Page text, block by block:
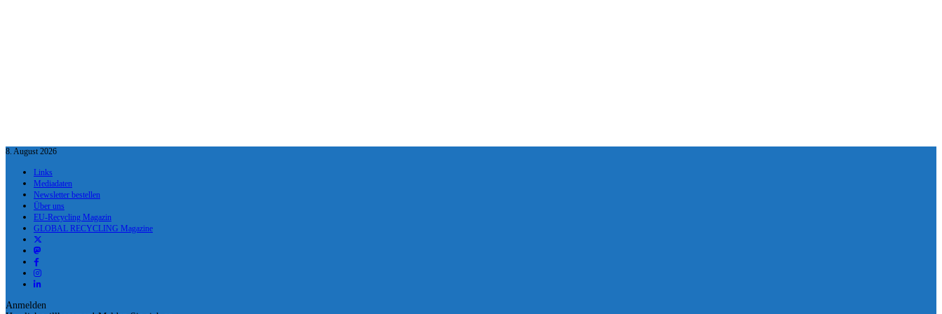
8. August 2026
Links
Mediadaten
Newsletter bestellen
Über uns
EU-Recycling Magazin
GLOBAL RECYCLING Magazine
Anmelden